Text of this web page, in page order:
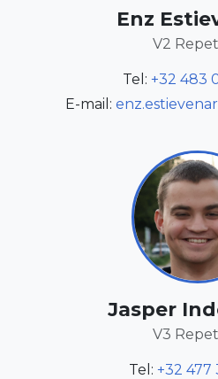
Enz
V2
Tel: +32 483
E-mail:
Jasper
V3
Tel: +32 477